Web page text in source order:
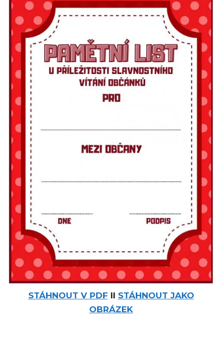
STÁHNOUT V PDF II STÁHNOUT JAKO
OBRÁZEK